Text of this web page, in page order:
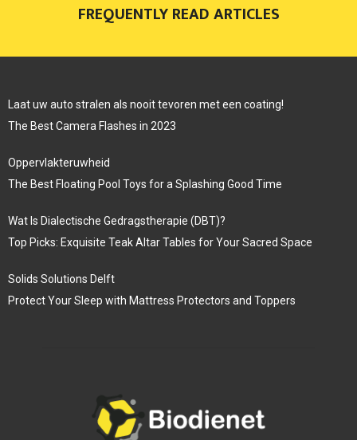
FREQUENTLY READ ARTICLES
Laat uw auto stralen als nooit tevoren met een coating!
The Best Camera Flashes in 2023
Oppervlakteruwheid
The Best Floating Pool Toys for a Splashing Good Time
Wat Is Dialectische Gedragstherapie (DBT)?
Top Picks: Exquisite Teak Altar Tables for Your Sacred Space
Solids Solutions Delft
Protect Your Sleep with Mattress Protectors and Toppers